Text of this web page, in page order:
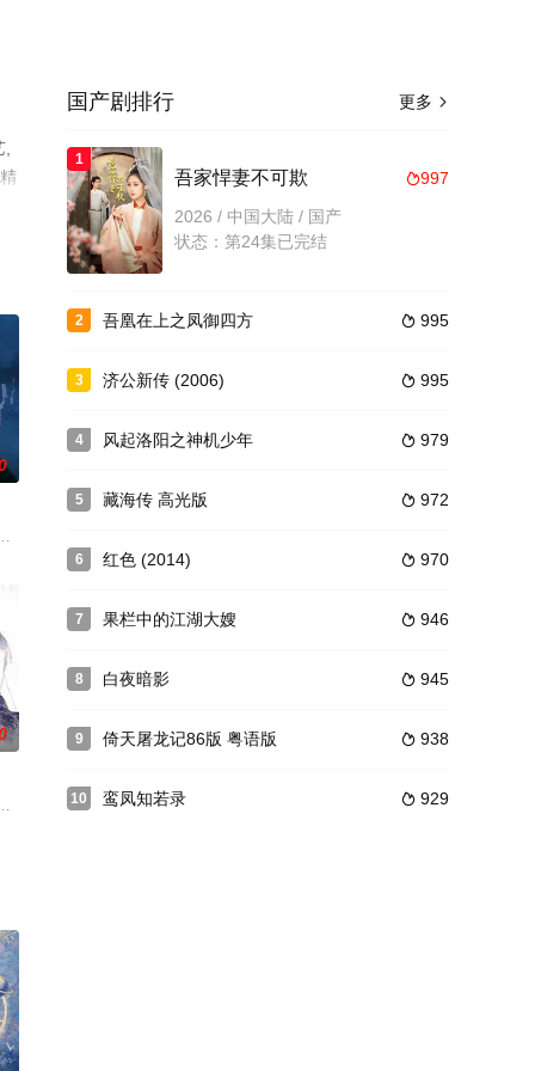
合党中央反腐斗争的电视剧，取材于陈希同、王宝森案及江
案，无人能解，其子傅红雪（朱一龙 饰）被魔教大公主花白凤（王艺曈 饰
更多 
国产剧排行
1
997
吾家悍妻不可欺
2026 / 中国大陆 / 国产
状态：第24集已完结
2  995
吾凰在上之凤御四方
3  995
济公新传 (2006)
4  979
风起洛阳之神机少年
5  972
藏海传 高光版
6  970
红色 (2014)
7  946
果栏中的江湖大嫂
8  945
白夜暗影
9  938
倚天屠龙记86版 粤语版
10  929
鸾凤知若录